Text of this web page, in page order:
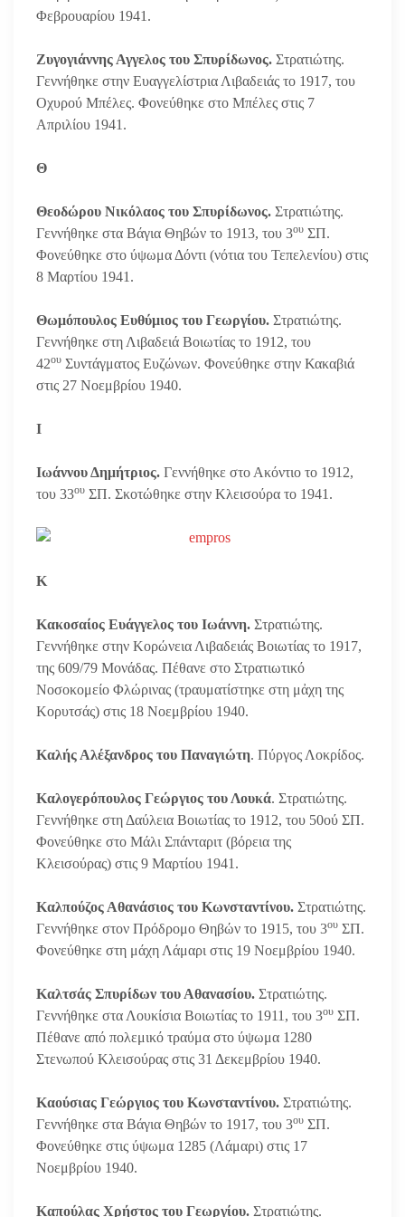
Φεβρουαρίου 1941.
Ζυγογιάννης Αγγελος του Σπυρίδωνος. Στρατιώτης.
Γεννήθηκε στην Ευαγγελίστρια Λιβαδειάς το 1917, του
Οχυρού Μπέλες. Φονεύθηκε στο Μπέλες στις 7
Απριλίου 1941.
Θ
Θεοδώρου Νικόλαος του Σπυρίδωνος. Στρατιώτης.
Γεννήθηκε στα Βάγια Θηβών το 1913, του 3ου ΣΠ.
Φονεύθηκε στο ύψωμα Δόντι (νότια του Τεπελενίου) στις
8 Μαρτίου 1941.
Θωμόπουλος Ευθύμιος του Γεωργίου. Στρατιώτης.
Γεννήθηκε στη Λιβαδειά Βοιωτίας το 1912, του
42ου Συντάγματος Ευζώνων. Φονεύθηκε στην Κακαβιά
στις 27 Νοεμβρίου 1940.
Ι
Ιωάννου Δημήτριος. Γεννήθηκε στο Ακόντιο το 1912,
του 33ου ΣΠ. Σκοτώθηκε στην Κλεισούρα το 1941.
Κ
Κακοσαίος Ευάγγελος του Ιωάννη. Στρατιώτης.
Γεννήθηκε στην Κορώνεια Λιβαδειάς Βοιωτίας το 1917,
της 609/79 Μονάδας. Πέθανε στο Στρατιωτικό
Νοσοκομείο Φλώρινας (τραυματίστηκε στη μἀχη της
Κορυτσάς) στις 18 Νοεμβρίου 1940.
Καλής Αλέξανδρος του Παναγιώτη. Πύργος Λοκρίδος.
Καλογερόπουλος Γεώργιος του Λουκά. Στρατιώτης.
Γεννήθηκε στη Δαύλεια Βοιωτίας το 1912, του 50ού ΣΠ.
Φονεύθηκε στο Μάλι Σπάνταριτ (βόρεια της
Κλεισούρας) στις 9 Μαρτίου 1941.
Καλπούζος Αθανάσιος του Κωνσταντίνου. Στρατιώτης.
Γεννήθηκε στον Πρόδρομο Θηβών το 1915, του 3ου ΣΠ.
Φονεύθηκε στη μάχη Λάμαρι στις 19 Νοεμβρίου 1940.
Καλτσάς Σπυρίδων του Αθανασίου. Στρατιώτης.
Γεννήθηκε στα Λουκίσια Βοιωτίας το 1911, του 3ου ΣΠ.
Πέθανε από πολεμικό τραύμα στο ύψωμα 1280
Στενωπού Κλεισούρας στις 31 Δεκεμβρίου 1940.
Καούσιας Γεώργιος του Κωνσταντίνου. Στρατιώτης.
Γεννήθηκε στα Βάγια Θηβών το 1917, του 3ου ΣΠ.
Φονεύθηκε στις ύψωμα 1285 (Λάμαρι) στις 17
Νοεμβρίου 1940.
Καπούλας Χρήστος του Γεωργίου. Στρατιώτης.